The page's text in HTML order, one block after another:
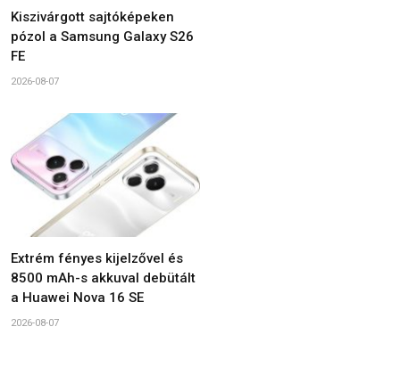
Kiszivárgott sajtóképeken
pózol a Samsung Galaxy S26
FE
2026-08-07
Extrém fényes kijelzővel és
8500 mAh-s akkuval debütált
a Huawei Nova 16 SE
2026-08-07